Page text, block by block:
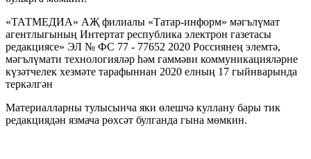
«ТАТМЕДИА» АҖ филиалы «Татар-информ» мәгълүмат
агентлыгының Интертат республика электрон газетасы
редакциясе» ЭЛ № ФС 77 - 77652 2020 Россиянең элемтә,
мәгълүмати технологияләр һәм гаммәви коммуникацияләрне
күзәтчелек хезмәте тарафыннан 2020 елның 17 гыйнварында
теркәлгән
Материалларны тулысынча яки өлешчә куллану бары тик
редакциядән язмача рөхсәт булганда гына мөмкин.